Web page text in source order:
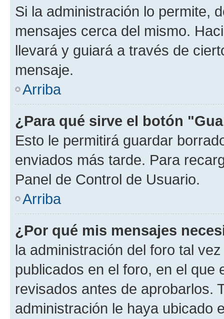
Si la administración lo permite,
mensajes cerca del mismo.
llevará y guiará a través de
mensaje.
Arriba
¿Para qué sirve el botón
Esto le permitirá guardar
enviados más tarde. Para
Panel de Control de Usuario.
Arriba
¿Por qué mis mensajes
la administración del foro tal
publicados en el foro, en el
revisados antes de aprobarlos.
administración le haya ubicado